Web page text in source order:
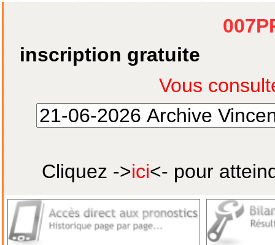
inscription gratuite
Cliquez ->ici<- pour